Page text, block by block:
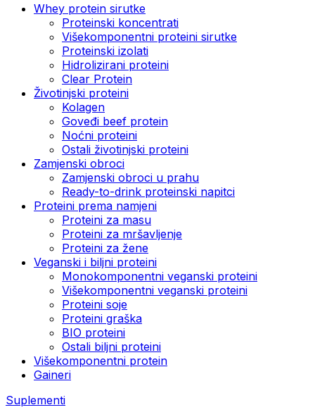
Whey protein sirutke
Proteinski koncentrati
Višekomponentni proteini sirutke
Proteinski izolati
Hidrolizirani proteini
Clear Protein
Životinjski proteini
Kolagen
Goveđi beef protein
Noćni proteini
Ostali životinjski proteini
Zamjenski obroci
Zamjenski obroci u prahu
Ready-to-drink proteinski napitci
Proteini prema namjeni
Proteini za masu
Proteini za mršavljenje
Proteini za žene
Veganski i biljni proteini
Monokomponentni veganski proteini
Višekomponentni veganski proteini
Proteini soje
Proteini graška
BIO proteini
Ostali biljni proteini
Višekomponentni protein
Gaineri
Suplementi